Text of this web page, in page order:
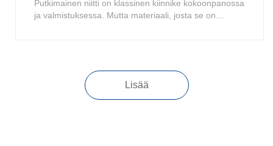
Putkimainen niitti on klassinen kiinnike kokoonpanossa
ja valmistuksessa. Mutta materiaali, josta se on
Lisää